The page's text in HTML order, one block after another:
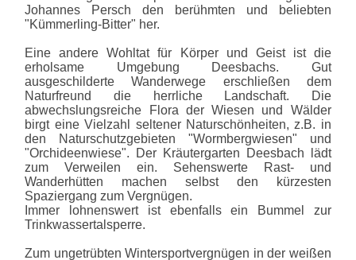
Johannes Persch den berühmten und beliebten
"Kümmerling-Bitter" her.
Eine andere Wohltat für Körper und Geist ist die
erholsame Umgebung Deesbachs. Gut
ausgeschilderte Wanderwege erschließen dem
Naturfreund die herrliche Landschaft. Die
abwechslungsreiche Flora der Wiesen und Wälder
birgt eine Vielzahl seltener Naturschönheiten, z.B. in
den Naturschutzgebieten "Wormbergwiesen" und
"Orchideenwiese". Der Kräutergarten Deesbach lädt
zum Verweilen ein. Sehenswerte Rast- und
Wanderhütten machen selbst den kürzesten
Spaziergang zum Vergnügen.
Immer lohnenswert ist ebenfalls ein Bummel zur
Trinkwassertalsperre.
Zum ungetrübten Wintersportvergnügen in der weißen